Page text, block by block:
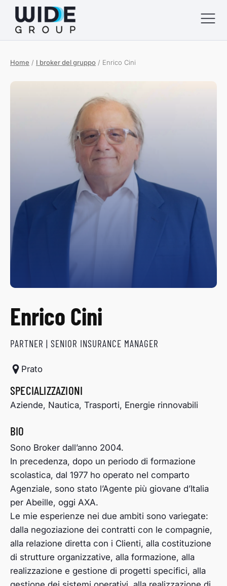
Home / I broker del gruppo / Enrico Cini
Enrico Cini
PARTNER | SENIOR INSURANCE MANAGER
Prato
SPECIALIZZAZIONI
Aziende, Nautica, Trasporti, Energie rinnovabili
BIO
Sono Broker dall’anno 2004.
In precedenza, dopo un periodo di formazione
scolastica, dal 1977 ho operato nel comparto
Agenziale, sono stato l’Agente più giovane d’Italia
per Abeille, oggi AXA.
Le mie esperienze nei due ambiti sono variegate:
dalla negoziazione dei contratti con le compagnie,
alla relazione diretta con i Clienti, alla costituzione
di strutture organizzative, alla formazione, alla
realizzazione e gestione di progetti specifici, alla